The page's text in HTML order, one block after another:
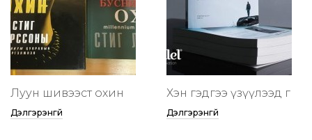
Луун шивээст охин
Дэлгэрэнгүй
Хэн гэдгээ үзүүлээд өг
Дэлгэрэнгүй